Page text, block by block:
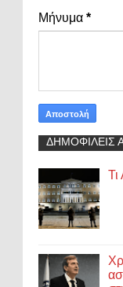
Μήνυμα *
ΔΗΜΟΦΙΛΕΙΣ